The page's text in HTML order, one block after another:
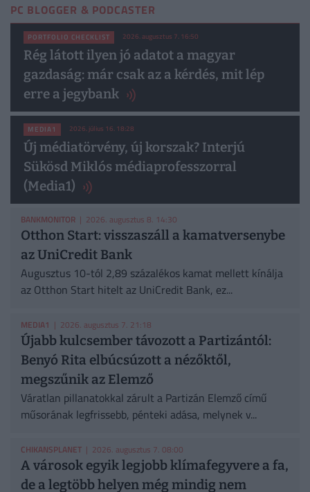
PC BLOGGER & PODCASTER
PORTFOLIO CHECKLIST 2026. augusztus 7. 16:50
Rég látott ilyen jó adatot a magyar
gazdaság: már csak az a kérdés, mit lép
erre a jegybank
MEDIA1 2026. július 16. 18:28
Új médiatörvény, új korszak? Interjú
Sükösd Miklós médiaprofesszorral
(Media1)
BANKMONITOR | 2026. augusztus 8. 14:30
Otthon Start: visszaszáll a kamatversenybe
az UniCredit Bank
Augusztus 10-tól 2,89 százalékos kamat mellett kínálja
az Otthon Start hitelt az UniCredit Bank, ez...
MEDIA1 | 2026. augusztus 7. 21:18
Újabb kulcsember távozott a Partizántól:
Benyó Rita elbúcsúzott a nézőktől,
megszűnik az Elemző
Váratlan pillanatokkal zárult a Partizán Elemző című
műsorának legfrissebb, pénteki adása, melynek v...
CHIKANSPLANET | 2026. augusztus 7. 08:00
A városok egyik legjobb klímafegyvere a fa,
de a legtöbb helyen még mindig nem